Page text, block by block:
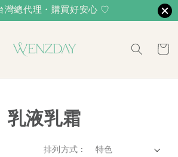
灣總代理・購買好安心 ♡
乳液乳霜
排列方式 :